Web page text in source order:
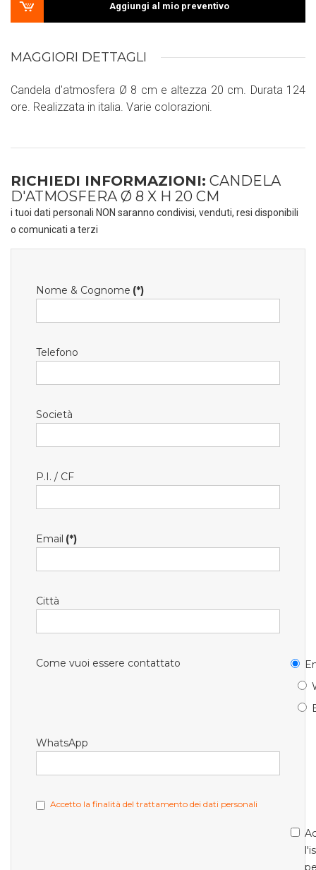
Aggiungi al mio preventivo
MAGGIORI DETTAGLI
Candela d'atmosfera Ø 8 cm e altezza 20 cm. Durata 124
ore. Realizzata in italia. Varie colorazioni.
RICHIEDI INFORMAZIONI: CANDELA
D'ATMOSFERA Ø 8 X H 20 CM
i tuoi dati personali NON saranno condivisi, venduti, resi disponibili
o comunicati a terzi
Nome & Cognome (*)
Telefono
Società
P.I. / CF
Email (*)
Città
Come vuoi essere contattato
WhatsApp
Accetto la finalità del trattamento dei dati personali